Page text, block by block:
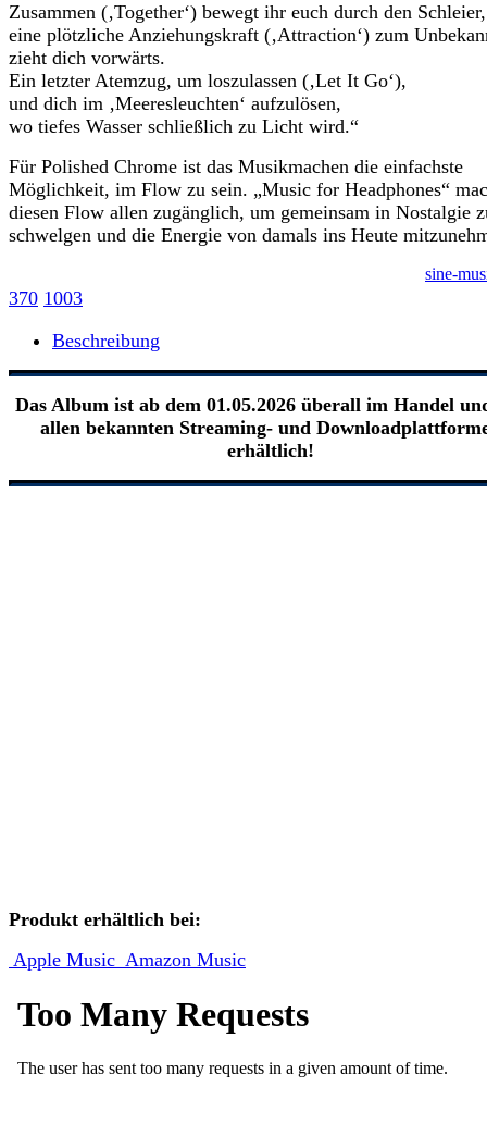
Zusammen (‚Together‘) bewegt ihr euch durch den Schleier,
eine plötzliche Anziehungskraft (‚Attraction‘) zum
zieht dich vorwärts.
Ein letzter Atemzug, um loszulassen (‚Let It Go‘),
und dich im ‚Meeresleuchten‘ aufzulösen,
wo tiefes Wasser schließlich zu Licht wird.“
Für Polished Chrome ist das Musikmachen die einfachste
Möglichkeit, im Flow zu sein. „Music for Headphones“
diesen Flow allen zugänglich, um gemeinsam in Nostalgie
schwelgen und die Energie von damals ins Heute
sine-
370 1003
Beschreibung
Das Album ist ab dem 01.05.2026 überall im Handel
allen bekannten Streaming- und
erhältlich!
Produkt erhältlich bei:
Apple Music Amazon Music